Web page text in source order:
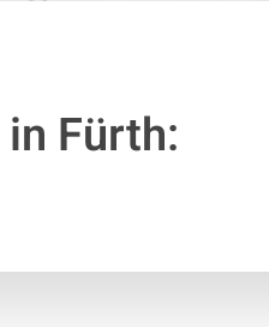
in Fürth: